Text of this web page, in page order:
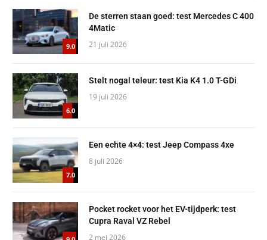
9.0
De sterren staan goed: test Mercedes C 400
4Matic
21 juli 2026
6.0
Stelt nogal teleur: test Kia K4 1.0 T-GDi
19 juli 2026
7.0
Een echte 4×4: test Jeep Compass 4xe
8 juli 2026
Pocket rocket voor het EV-tijdperk: test
Cupra Raval VZ Rebel
2 mei 2026